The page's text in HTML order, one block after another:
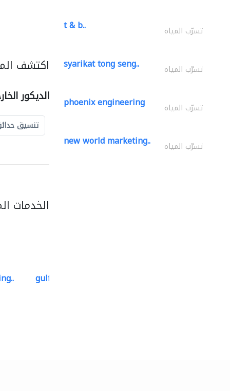
اكتشف
الديكور
تنسيق
الخدمات
gulf-gardens lanscape llc
t & b.. تسرّب المياه
syarikat tong seng.. تسرّب المياه
phoenix engineering تسرّب المياه
new world marketing.. تسرّب المياه